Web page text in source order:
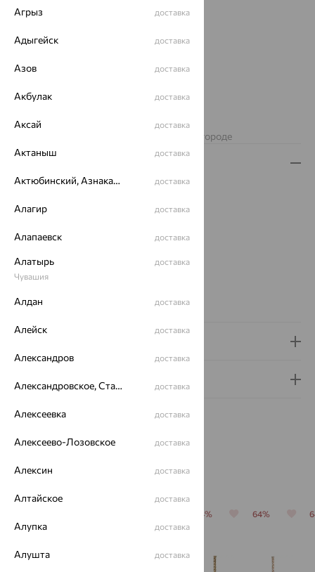
Нет в наличии
Изделие недоступно для заказа в вашем городе
браслеты
Вес:5.65 — 7.13
Цвет металла:
Страна происхождения:
РОССИЯ
Вес металла:
Гарантия и возврат
Похожие изделия
64% 64%
Агрыз доставка
Адыгейск доставка
Азов доставка
Акбулак доставка
Аксай доставка
Актаныш доставка
Актюбинский, Азнакаевский район доставка
Алагир доставка
Алапаевск доставка
Алатырь
Чувашия
доставка
Алдан доставка
Алейск доставка
Александров доставка
Александровское, Ставропольский край доставка
Алексеевка доставка
Алексеево-Лозовское доставка
Алексин доставка
Алтайское доставка
Алупка доставка
Алушта доставка